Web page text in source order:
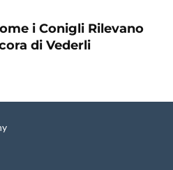
i Conigli Rilevano
di Vederli